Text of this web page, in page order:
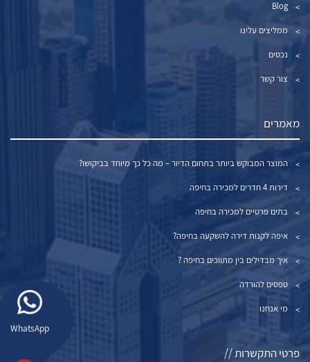
WhatsApp
Blog
ממליצים עלינו
נכסים
צור קשר
מאמרים
המוצר המבוקש ביותר בתחום הדיור – מה כל כך מיוחד בביקושו?
דירות 4 חדרים למכירה בחיפה
בתים פרטיים למכירה בחיפה
איפה לקנות דירה להשקעה בחיפה?
איך מבדילים בין מתווכים בחיפה ?
טפסים להורדה
מי אנחנו
פרטי התקשרות //